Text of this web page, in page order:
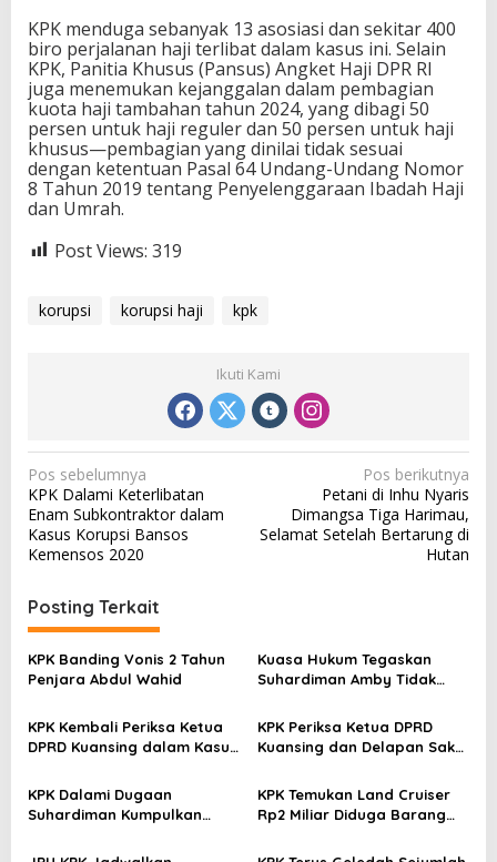
KPK menduga sebanyak 13 asosiasi dan sekitar 400
biro perjalanan haji terlibat dalam kasus ini. Selain
KPK, Panitia Khusus (Pansus) Angket Haji DPR RI
juga menemukan kejanggalan dalam pembagian
kuota haji tambahan tahun 2024, yang dibagi 50
persen untuk haji reguler dan 50 persen untuk haji
khusus—pembagian yang dinilai tidak sesuai
dengan ketentuan Pasal 64 Undang-Undang Nomor
8 Tahun 2019 tentang Penyelenggaraan Ibadah Haji
dan Umrah.
Post Views: 319
korupsi korupsi haji kpk
Ikuti Kami
N
a
v
i
g
a
s
i
p
o
s
Pos sebelumnya
KPK Dalami Keterlibatan
Enam Subkontraktor dalam
Kasus Korupsi Bansos
Kemensos 2020
Pos berikutnya
Petani di Inhu Nyaris
Dimangsa Tiga Harimau,
Selamat Setelah Bertarung di
Hutan
Posting Terkait
KPK Banding Vonis 2 Tahun
Penjara Abdul Wahid
Kuasa Hukum Tegaskan
Suhardiman Amby Tidak
Kasus KPK
KPK Kembali Periksa Ketua
DPRD Kuansing dalam Kasus
Nonaktif Suhardiman Amby
KPK Periksa Ketua DPRD
Kuansing dan Delapan Saksi
Suhardiman Amby
KPK Dalami Dugaan
Suhardiman Kumpulkan
Urus Pelepasan Hutan
KPK Temukan Land Cruiser
Rp2 Miliar Diduga Barang
di Gudang Pematangsiantar